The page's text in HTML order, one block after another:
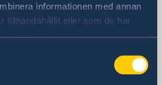
informationen med annan
tillhandahållit eller som de har
deras tjänster.
i Skopje